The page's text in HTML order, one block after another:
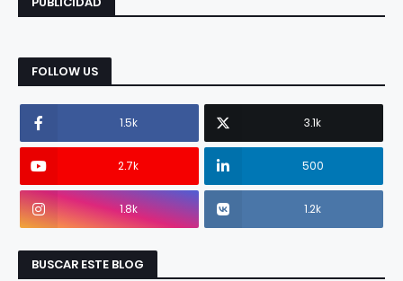
FOLLOW US
1.5k 3.1k
2.7k 500
1.8k 1.2k
BUSCAR ESTE BLOG